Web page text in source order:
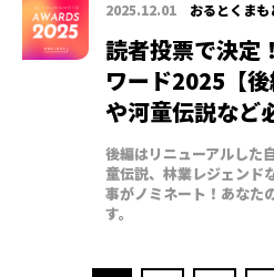
2025.12.01 おるとくまも
読者投票で決定
ワード2025【
や河童伝説など
後編はリニューアルした
童伝説、林業レジェンド
事がノミネート！あなた
す。